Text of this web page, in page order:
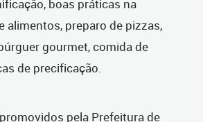
boas práticas na
alimentos, preparo de pizzas,
gourmet, comida de
de precificação.
pela Prefeitura de